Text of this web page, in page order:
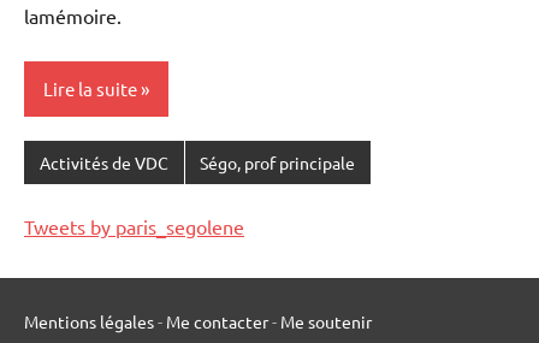
lamémoire.
Lire la suite
Activités de VDC Ségo, prof principale
Tweets by paris_segolene
Mentions légales- Me contacter- Me soutenir